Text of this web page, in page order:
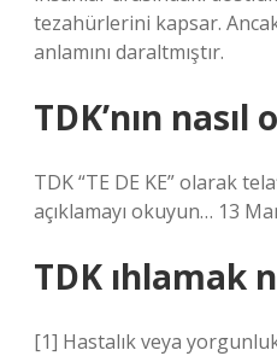
tezahürlerini kapsar.
anlamını daraltmıştır.
TDK’nın nasıl
TDK “TE DE KE” olarak
açıklamayı okuyun… 13
TDK ıhlamak
[1] Hastalık veya